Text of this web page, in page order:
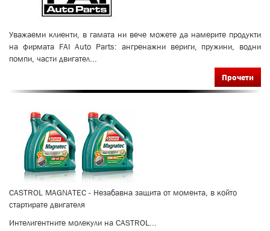
Уважаеми клиенти, в гамата ни вече можете да намерите продукти
на фирмата FAI Auto Parts: ангренажни вериги, пружини, водни
помпи, части двигател...
Прочети
CASTROL MAGNATEC - Незабавна защита от момента, в който
стартирате двигателя
Интелигентните молекули на CASTROL...